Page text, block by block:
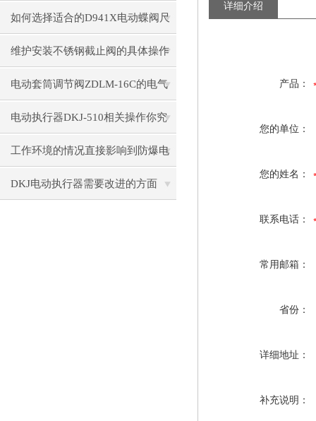
看懂了吗？
如何选择适合的D941X电动蝶阀尺
寸和材质？
维护安装不锈钢截止阀的具体操作
说明
电动套筒调节阀ZDLM-16C的电气
连接与控制系统
电动执行器DKJ-510相关操作你究
竟会了吗？
工作环境的情况直接影响到防爆电
动闸阀使用
DKJ电动执行器需要改进的方面
详细介绍
产品：
您的单位：
您的姓名：
联系电话：
常用邮箱：
省份：
详细地址：
补充说明：